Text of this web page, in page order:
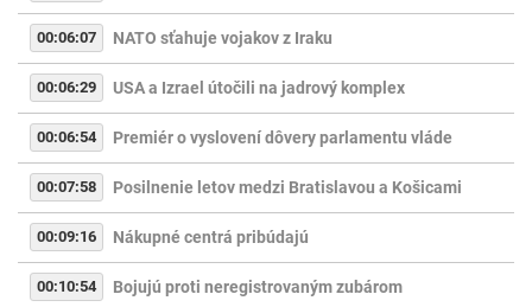
00:06:07 NATO sťahuje vojakov z Iraku
00:06:29 USA a Izrael útočili na jadrový komplex
00:06:54 Premiér o vyslovení dôvery parlamentu vláde
00:07:58 Posilnenie letov medzi Bratislavou a Košicami
00:09:16 Nákupné centrá pribúdajú
00:10:54 Bojujú proti neregistrovaným zubárom